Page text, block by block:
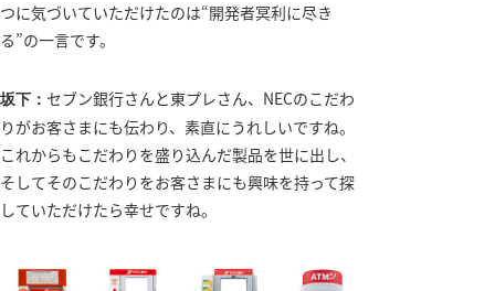
つに気づいていただけたのは“開発者冥利に尽き
る”の一言です。
坂下： セブン銀行さんと東プレさん、NECのこだわ
りがお客さまにも伝わり、素直にうれしいですね。
これからもこだわりを盛り込んだ製品を世に出し、
そしてそのこだわりをお客さまにも興味を持って探
していただけたら幸せですね。